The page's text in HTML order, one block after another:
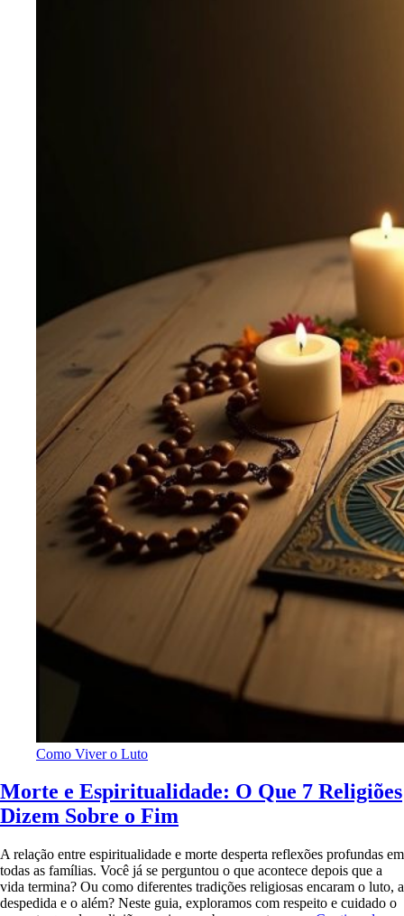
Como Viver o Luto
Morte e Espiritualidade: O Que 7 Religiões
Dizem Sobre o Fim
A relação entre espiritualidade e morte desperta reflexões profundas em
todas as famílias. Você já se perguntou o que acontece depois que a
vida termina? Ou como diferentes tradições religiosas encaram o luto, a
despedida e o além? Neste guia, exploramos com respeito e cuidado o